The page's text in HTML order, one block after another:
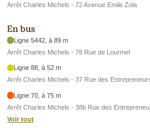
Arrêt Charles Michels - 72 Avenue Emile Zola
En bus
Ligne 5442, à 89 m
Arrêt Charles Michels - 78 Rue de Lourmel
Ligne 88, à 52 m
Arrêt Charles Michels - 37 Rue des
Ligne 70, à 75 m
Arrêt Charles Michels - 38b Rue des
Voir tout